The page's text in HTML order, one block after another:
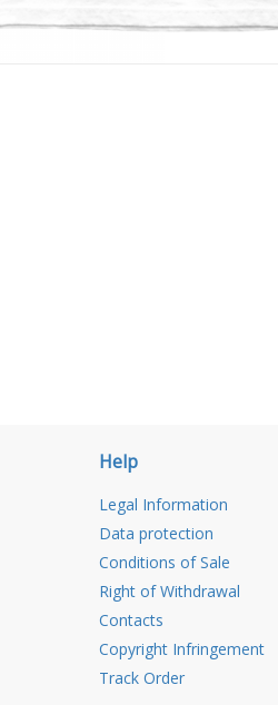
Help
Legal Information
Data protection
Conditions of Sale
Right of Withdrawal
Contacts
Copyright Infringement
Track Order